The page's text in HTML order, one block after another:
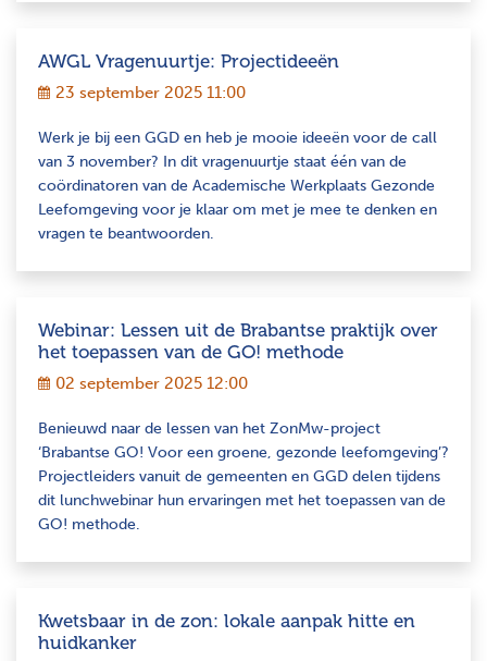
AWGL Vragenuurtje: Projectideeën
23 september 2025 11:00
Werk je bij een GGD en heb je mooie ideeën voor de call
van 3 november? In dit vragenuurtje staat één van de
coördinatoren van de Academische Werkplaats Gezonde
Leefomgeving voor je klaar om met je mee te denken en
vragen te beantwoorden.
Webinar: Lessen uit de Brabantse praktijk over
het toepassen van de GO! methode
02 september 2025 12:00
Benieuwd naar de lessen van het ZonMw-project
‘Brabantse GO! Voor een groene, gezonde leefomgeving’?
Projectleiders vanuit de gemeenten en GGD delen tijdens
dit lunchwebinar hun ervaringen met het toepassen van de
GO! methode.
Kwetsbaar in de zon: lokale aanpak hitte en
huidkanker